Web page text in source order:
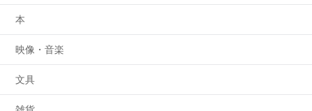
本
映像・音楽
文具